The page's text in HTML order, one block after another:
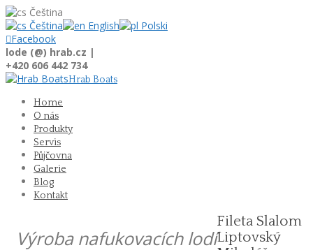
Čeština
Čeština
English
Polski
Facebook
lode (@) hrab.cz |
+420 606 442 734
Hrab Boats
Home
O nás
Produkty
Servis
Půjčovna
Galerie
Blog
Kontakt
Výroba nafukovacích lodí
Fileta Slalom
Liptovský